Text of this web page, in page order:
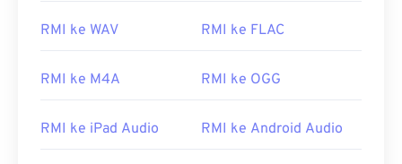
RMI ke WAV RMI ke FLAC
RMI ke M4A RMI ke OGG
RMI ke iPad Audio RMI ke Android Audio